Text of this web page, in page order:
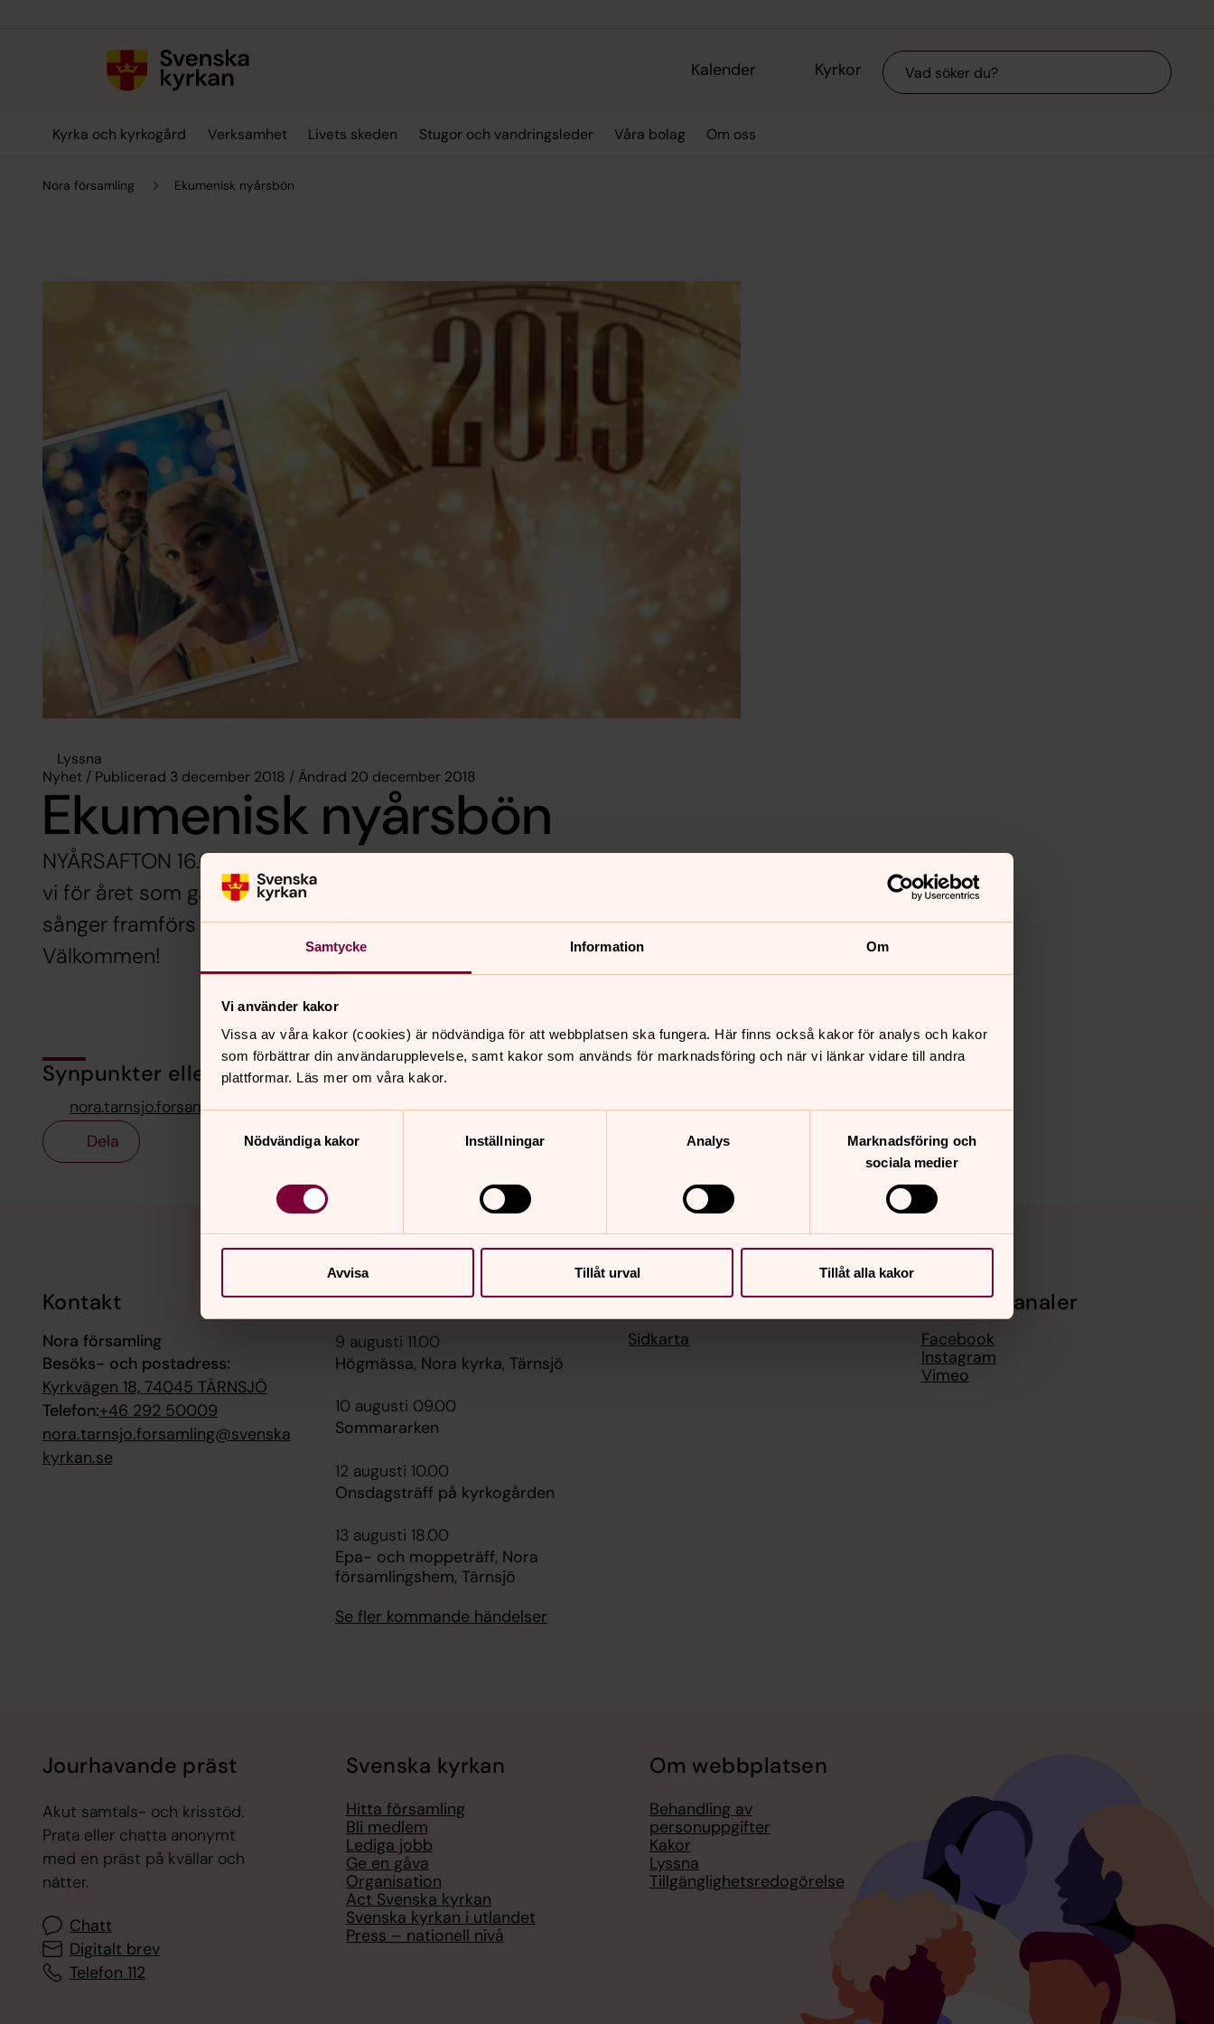
Samtycke Information Om
Vi använder kakor
Vissa av våra kakor (cookies) är nödvändiga för att webbplatsen ska fungera. Här finns också kakor för analys och kakor
som förbättrar din användarupplevelse, samt kakor som används för marknadsföring och när vi länkar vidare till andra
plattformar. Läs mer om våra kakor.
Nödvändiga kakor
Inställningar Analys
Marknadsföring och
sociala medier
Avvisa Tillåt urval Tillåt alla kakor
Kalender Kyrkor Sök
Kyrka och kyrkogård Verksamhet Livets skeden Stugor och vandringsleder Våra bolag Om oss
Nora församling Ekumenisk nyårsbön
Lyssna
Nyhet / Publicerad 3 december 2018 / Ändrad 20 december 2018
Ekumenisk nyårsbön
NYÅRSAFTON 16.00 i Nora kyrka. I texter, psalmer och böner tackar
vi för året som gått och vi ber för det nya året. Stämningsfulla
sånger framförs av Isabelle Brolin Biloff och Johan Wallin.
Välkommen!
Synpunkter eller frågor på sidans innehåll?
nora.tarnsjo.forsamling@svenskakyrkan.se
Dela
Kontakt
Nora församling
Besöks- och postadress:
Kyrkvägen 18, 74045 TÄRNSJÖ
Telefon:+46 292 50009
nora.tarnsjo.forsamling@svenska
kyrkan.se
Kalender
9 augusti 11.00
Högmässa, Nora kyrka, Tärnsjö
10 augusti 09.00
Sommararken
12 augusti 10.00
Onsdagsträff på kyrkogården
13 augusti 18.00
Epa- och moppeträff, Nora
församlingshem, Tärnsjö
Se fler kommande händelser
Hitta snabbt
Sidkarta
Sociala kanaler
Facebook
Instagram
Vimeo
Jourhavande präst
Akut samtals- och krisstöd.
Prata eller chatta anonymt
med en präst på kvällar och
nätter.
Chatt
Digitalt brev
Telefon 112
Svenska kyrkan
Hitta församling
Bli medlem
Lediga jobb
Ge en gåva
Organisation
Act Svenska kyrkan
Svenska kyrkan i utlandet
Press – nationell nivå
Om webbplatsen
Behandling av
personuppgifter
Kakor
Lyssna
Tillgänglighetsredogörelse